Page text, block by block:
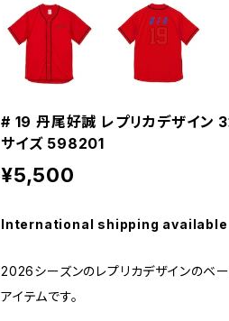
# 19 丹尾好誠 レプリカデザイン
サイズ 598201
¥5,500
International shipping available
2026シーズンのレプリカデザインのベ
アイテムです。